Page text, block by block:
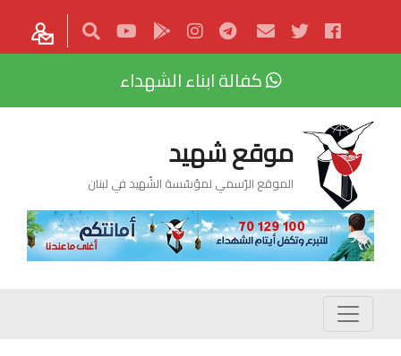
كفالة ابناء الشهداء
موقع شهيد
الموقع الرّسمي لمؤسّسة الشّهيد في لبنان